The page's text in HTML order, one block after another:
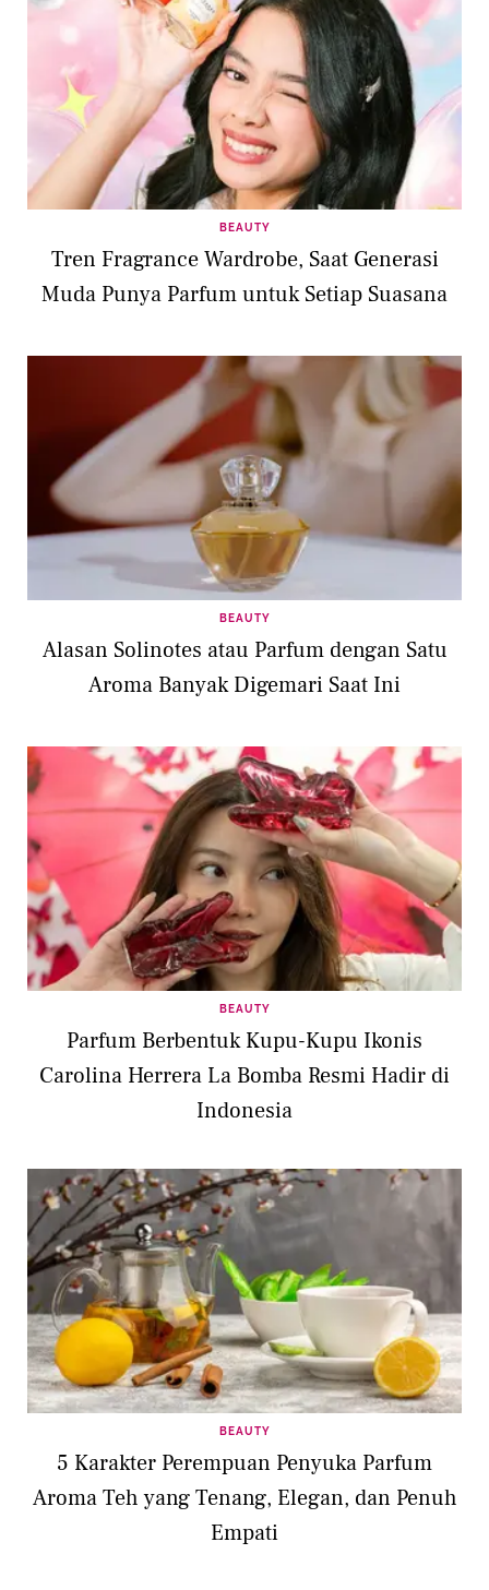
BEAUTY
Tren Fragrance Wardrobe, Saat Generasi
Muda Punya Parfum untuk Setiap Suasana
BEAUTY
Alasan Solinotes atau Parfum dengan Satu
Aroma Banyak Digemari Saat Ini
BEAUTY
Parfum Berbentuk Kupu-Kupu Ikonis
Carolina Herrera La Bomba Resmi Hadir di
Indonesia
BEAUTY
5 Karakter Perempuan Penyuka Parfum
Aroma Teh yang Tenang, Elegan, dan Penuh
Empati